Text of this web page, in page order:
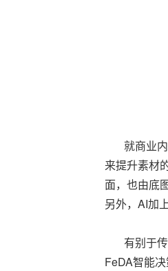
就商业内
来提升素材
面，也由底
另外，AI加
有别于传
FeDA智能